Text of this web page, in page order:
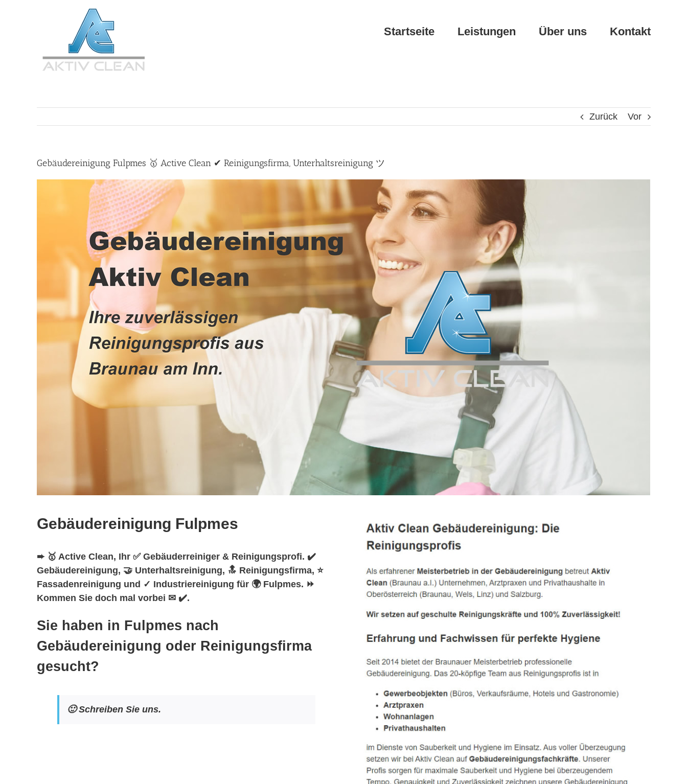
Startseite Leistungen Über uns Kontakt
Zurück Vor
Gebäudereinigung Fulpmes 🥇 Active Clean ✔ Reinigungsfirma, Unterhaltsreinigung ツ
Gebäudereinigung Fulpmes
➨ 🥇 Active Clean, Ihr ✅ Gebäuderreiniger & Reinigungsprofi. ✔️
Gebäudereinigung, 🤝 Unterhaltsreinigung, 🔝 Reinigungsfirma, ⭐
Fassadenreinigung und ✓ Industriereinigung für 🌍 Fulpmes. ⏩
Kommen Sie doch mal vorbei ✉ ✔️.
Sie haben in Fulpmes nach
Gebäudereinigung oder Reinigungsfirma
gesucht?
🙂 Schreiben Sie uns.